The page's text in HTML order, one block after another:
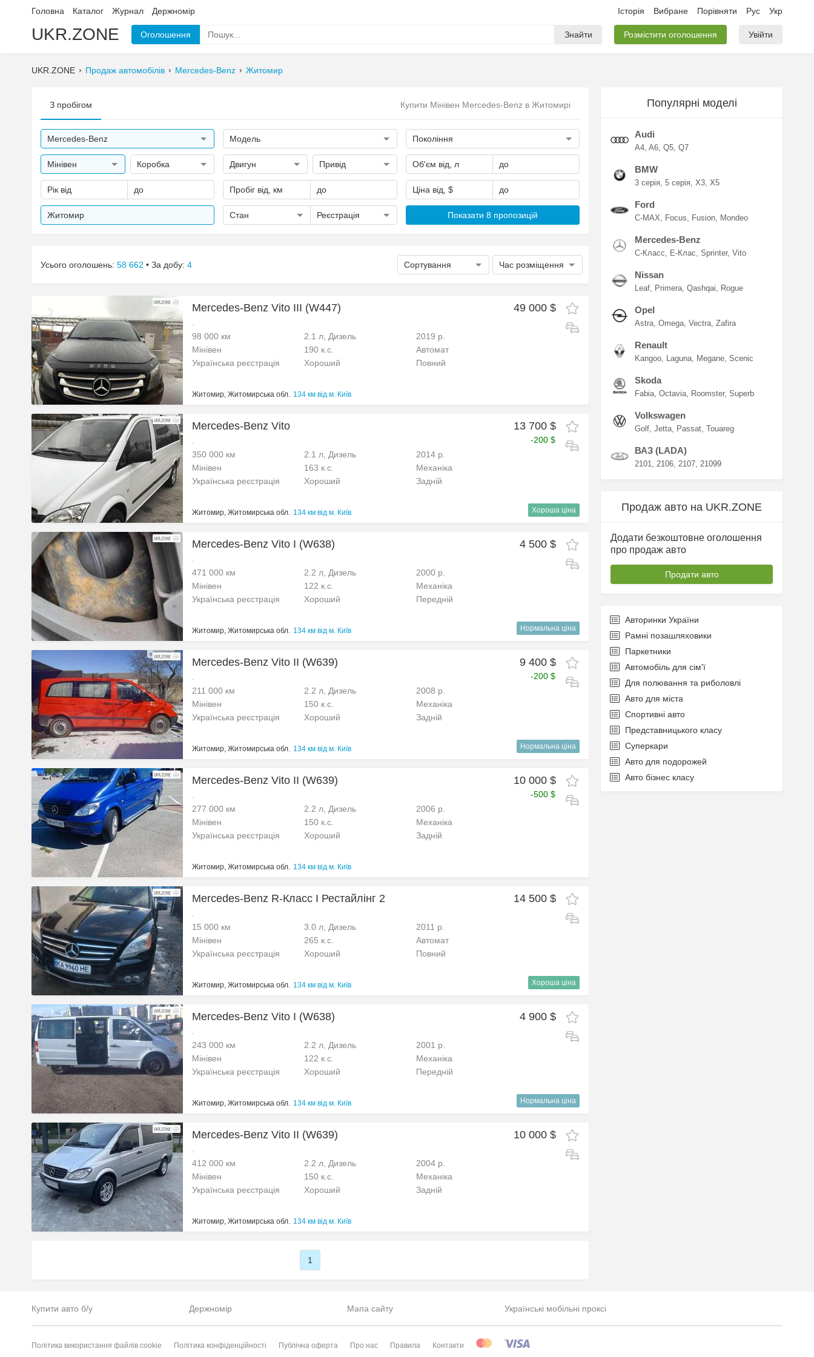
Головна Каталог Журнал Держномір Історія Вибране Порівняти Рус Укр
UKR.ZONE Оголошення Знайти Розмістити оголошення Увійти
UKR.ZONE Продаж автомобілів Mercedes-Benz Житомир
З пробігом Купити Мінівен Mercedes-Benz в Житомирі
Mercedes-Benz Модель Покоління
Мінівен Коробка Двигун Привід Об'єм від, л до
Рік від до Пробіг від, км до Ціна від, $ до
Житомир Стан Реєстрація Показати 8 пропозицій
Усього оголошень: 58 662 • За добу: 4 Сортування Час розміщення
Mercedes-Benz Vito III (W447) 49 000 $
.
98 000 км 2.1 л, Дизель
2019 р.
Мінівен
190 к.с.
Автомат
Українська реєстрація
Хороший Повний
Житомир, Житомирська обл. 134 км від м. Київ
Mercedes-Benz Vito 13 700 $
-200 $
.
350 000 км 2.1 л, Дизель
2014 р.
Мінівен
163 к.с.
Механіка
Українська реєстрація
Хороший Задній
Житомир, Житомирська обл. 134 км від м. Київ Хороша ціна
Mercedes-Benz Vito I (W638) 4 500 $
.
471 000 км 2.2 л, Дизель
2000 р.
Мінівен
122 к.с.
Механіка
Українська реєстрація
Хороший Передній
Житомир, Житомирська обл. 134 км від м. Київ Нормальна ціна
Mercedes-Benz Vito II (W639) 9 400 $
-200 $
.
211 000 км 2.2 л, Дизель
2008 р.
Мінівен
150 к.с.
Механіка
Українська реєстрація
Хороший Задній
Житомир, Житомирська обл. 134 км від м. Київ Нормальна ціна
Mercedes-Benz Vito II (W639) 10 000 $
-500 $
.
277 000 км 2.2 л, Дизель
2006 р.
Мінівен
150 к.с.
Механіка
Українська реєстрація
Хороший Задній
Житомир, Житомирська обл. 134 км від м. Київ
Mercedes-Benz R-Класс I Рестайлінг 2 14 500 $
.
15 000 км 3.0 л, Дизель
2011 р.
Мінівен
265 к.с.
Автомат
Українська реєстрація
Хороший Повний
Житомир, Житомирська обл. 134 км від м. Київ Хороша ціна
Mercedes-Benz Vito I (W638) 4 900 $
.
243 000 км 2.2 л, Дизель
2001 р.
Мінівен
122 к.с.
Механіка
Українська реєстрація
Хороший Передній
Житомир, Житомирська обл. 134 км від м. Київ Нормальна ціна
Mercedes-Benz Vito II (W639) 10 000 $
.
412 000 км 2.2 л, Дизель
2004 р.
Мінівен
150 к.с.
Механіка
Українська реєстрація
Хороший Задній
Житомир, Житомирська обл. 134 км від м. Київ
1
Популярні моделі
Audi
A4 A6 Q5 Q7
BMW
3 серія 5 серія X3 X5
Ford
C-MAX Focus Fusion Mondeo
Mercedes-Benz
C-Класс E-Клас Sprinter Vito
Nissan
Leaf Primera Qashqai Rogue
Opel
Astra Omega Vectra Zafira
Renault
Kangoo Laguna Megane Scenic
Skoda
Fabia Octavia Roomster Superb
Volkswagen
Golf Jetta Passat Touareg
ВАЗ (LADA)
2101 2106 2107 21099
Продаж авто на UKR.ZONE
Додати безкоштовне оголошення
про продаж авто
Продати авто
Авторинки України
Рамні позашляховики
Паркетники
Автомобіль для сім'ї
Для полювання та риболовлі
Авто для міста
Спортивні авто
Представницького класу
Суперкари
Авто для подорожей
Авто бізнес класу
Купити авто б/у Держномір Мапа сайту Українські мобільні проксі
Політика використання файлів cookie Політика конфіденційності Публічна оферта Про нас Правила Контакти